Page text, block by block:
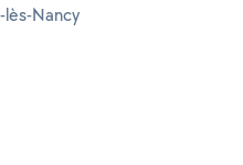
lès-Nancy